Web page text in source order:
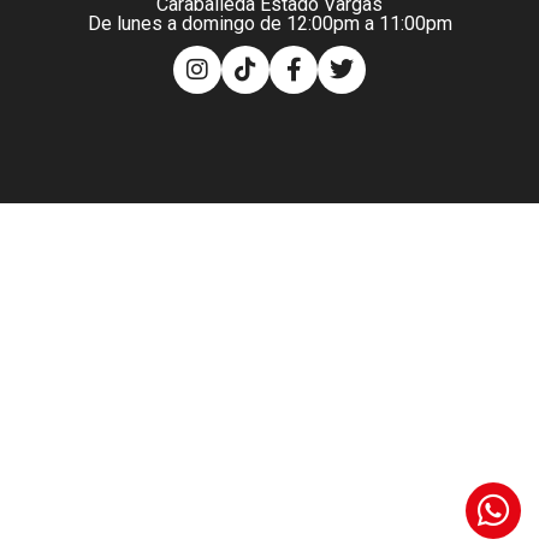
De lunes a domingo de 12:00pm a 11:00pm